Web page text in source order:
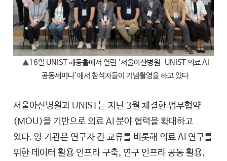
▲16일 UNIST 해동홀에서 열린 ‘서울아산병원-UNIST 의료 AI
공동세미나’에서 참석자들이 기념촬영을 하고 있다
서울아산병원과 UNIST는 지난 3월 체결한 업무협약
(MOU)을 기반으로 의료 AI 분야 협력을 확대하고
있다. 양 기관은 연구자 간 교류를 비롯해 의료 AI 연구를
위한 데이터 활용 인프라 구축, 연구 인프라 공동 활용,